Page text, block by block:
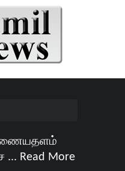
... Read More